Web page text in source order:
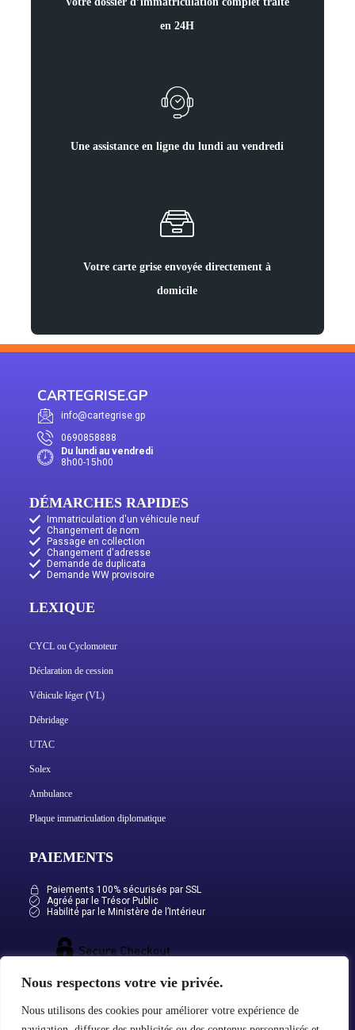
Nous respectons votre vie privée.
Nous utilisons des cookies pour améliorer votre expérience de
en 24H
Une assistance en ligne du lundi au vendredi
Votre carte grise envoyée directement à
domicile
CARTEGRISE.GP
info@cartegrise.gp
0690858888
Du lundi au vendredi
8h00-15h00
DÉMARCHES RAPIDES
Immatriculation d'un véhicule neuf
Changement de nom
Passage en collection
Changement d'adresse
Demande de duplicata
Demande WW provisoire
LEXIQUE
CYCL ou Cyclomoteur
Déclaration de cession
Véhicule léger (VL)
Débridage
UTAC
Solex
Ambulance
Plaque immatriculation diplomatique
PAIEMENTS
Paiements 100% sécurisés par SSL
Agréé par le Trésor Public
Habilité par le Ministère de l’Intérieur